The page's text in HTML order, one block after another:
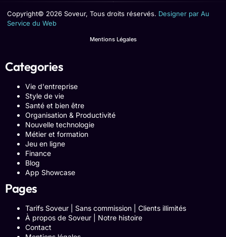
Copyright© 2026 Soveur, Tous droits réservés. Designer par Au
Service du Web
Mentions Légales
Categories
Vie d'entreprise
Style de vie
Santé et bien être
Organisation & Productivité
Nouvelle technologie
Métier et formation
Jeu en ligne
Finance
Blog
App Showcase
Pages
Tarifs Soveur | Sans commission | Clients illimités
À propos de Soveur | Notre histoire
Contact